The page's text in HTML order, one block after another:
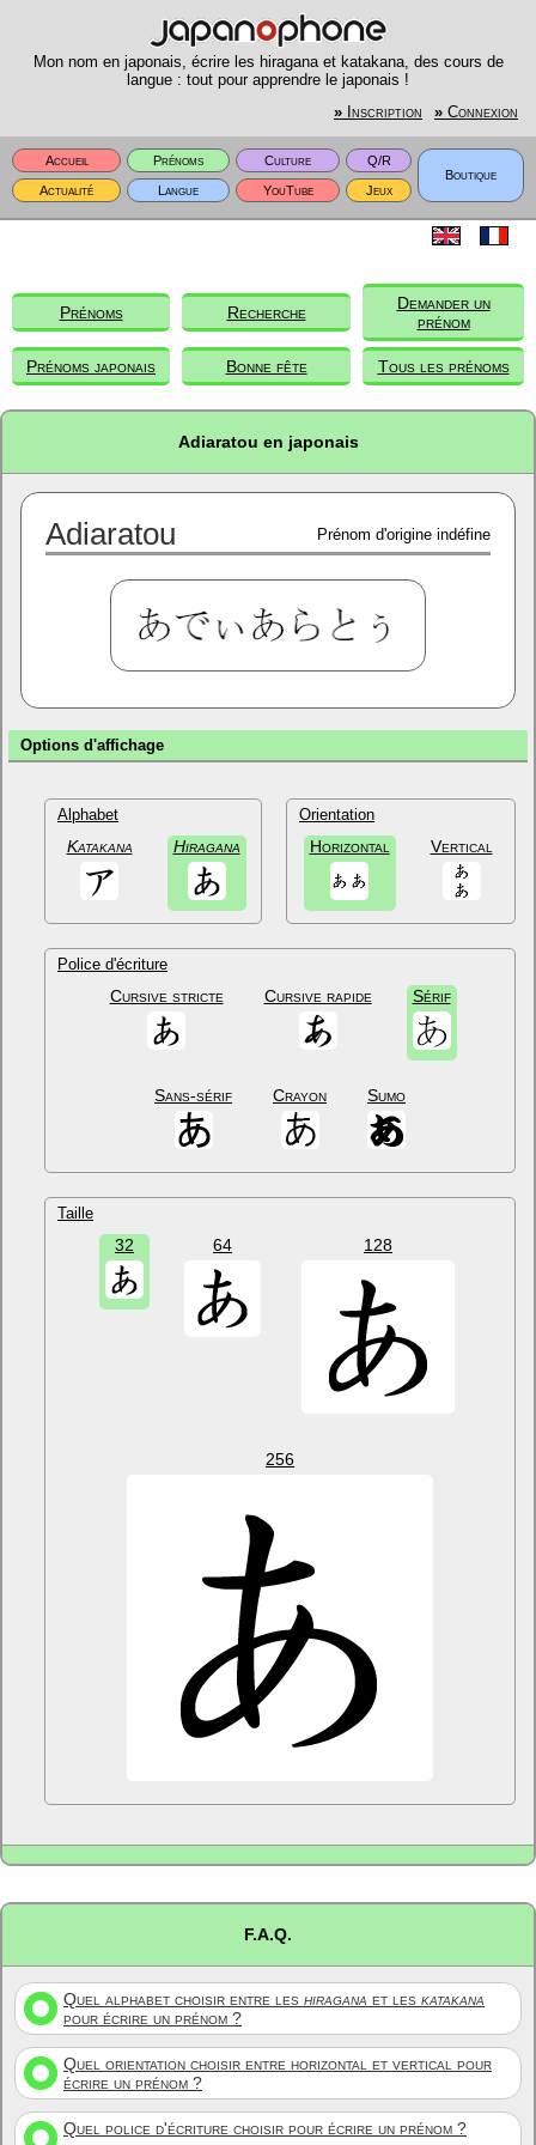
Mon nom en japonais, écrire les hiragana et katakana, des cours de
langue : tout pour apprendre le japonais !
» Inscription » Connexion
Accueil Prénoms Culture
Q/R
Boutique
Actualité
Langue YouTube Jeux
Prénoms Recherche
Demander un
prénom
Prénoms japonais Bonne fête Tous les prénoms
Adiaratou en japonais
Adiaratou Prénom d'origine indéfine
Options d'affichage
Alphabet
Katakana Hiragana
Orientation
Horizontal Vertical
Police d'écriture
Cursive stricte Cursive rapide Sérif
Sans-sérif Crayon Sumo
Taille
32 64 128
256
F.A.Q.
Quel alphabet choisir entre les hiragana et les katakana
pour écrire un prénom ?
Quel orientation choisir entre horizontal et vertical pour
écrire un prénom ?
Quel police d'écriture choisir pour écrire un prénom ?